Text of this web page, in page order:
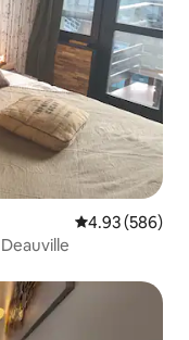
Calificación
4.93 (586)